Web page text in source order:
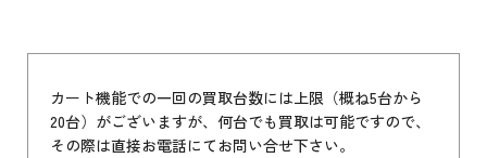
カート機能での一回の買取台数には上限（概ね5台から
20台）がございますが、何台でも買取は可能ですので、
その際は直接お電話にてお問い合せ下さい。